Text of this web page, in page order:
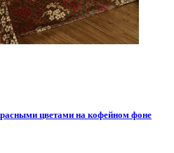
цветами на кофейном фоне